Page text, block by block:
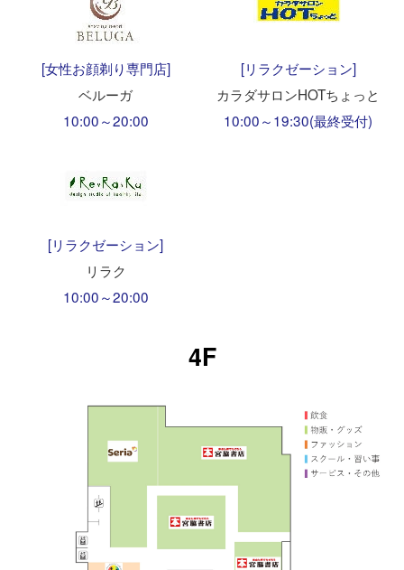
[女性お顔剃り専門店]
ベルーガ
10:00～20:00
[リラクゼーション]
カラダサロンHOTちょっと
10:00～19:30(最終受付)
[リラクゼーション]
リラク
10:00～20:00
4F